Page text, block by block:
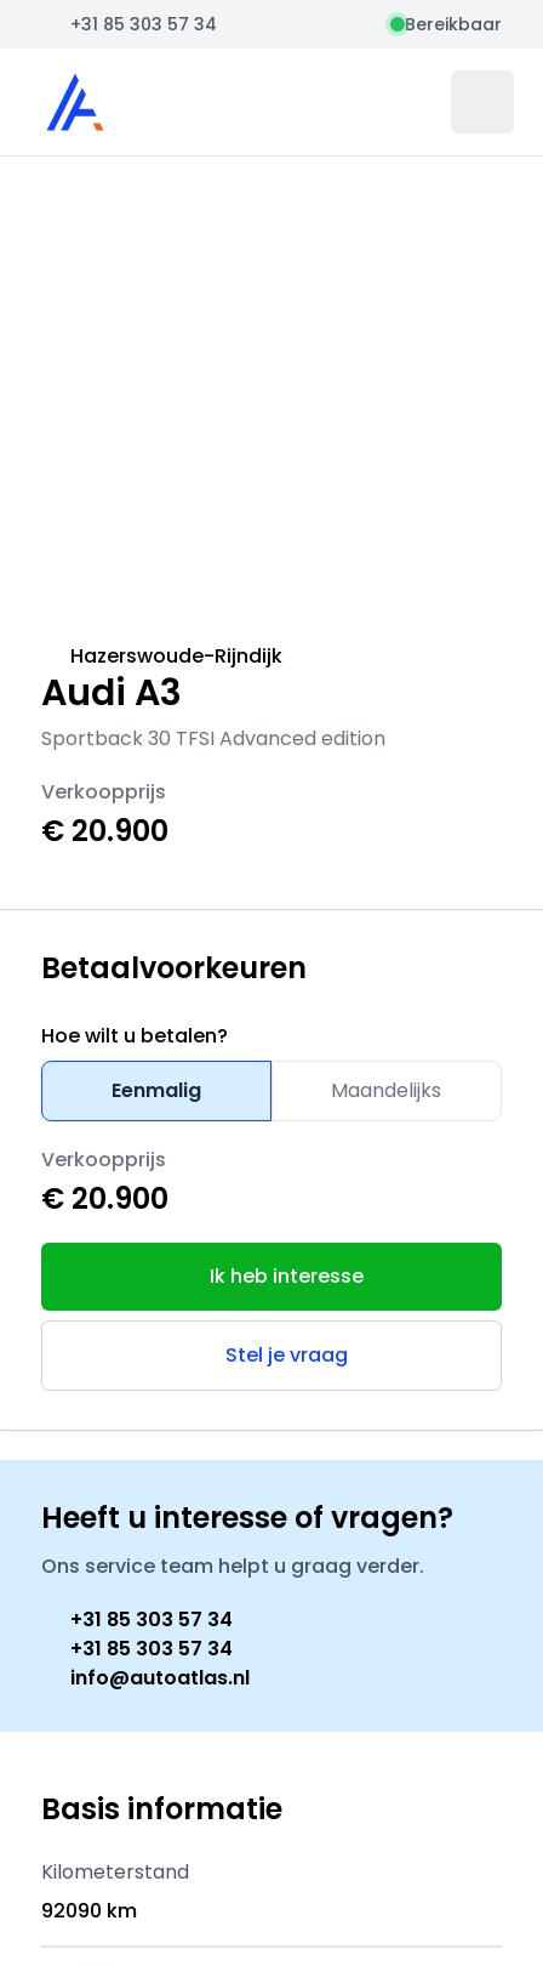
+31 85 303 57 34 Bereikbaar
Auto Atlas
Audi A3
Sportback 30 TFSI Advanced edition
Hazerswoude-Rijndijk
Verkoopprijs
€ 20.900
Betaalvoorkeuren
Hoe wilt u betalen?
Eenmalig
Maandelijks
Verkoopprijs
€ 20.900
Ik heb interesse
Stel je vraag
Heeft u interesse of vragen?
Ons service team helpt u graag verder.
+31 85 303 57 34
+31 85 303 57 34
info@autoatlas.nl
Basis informatie
Kilometerstand
92090 km